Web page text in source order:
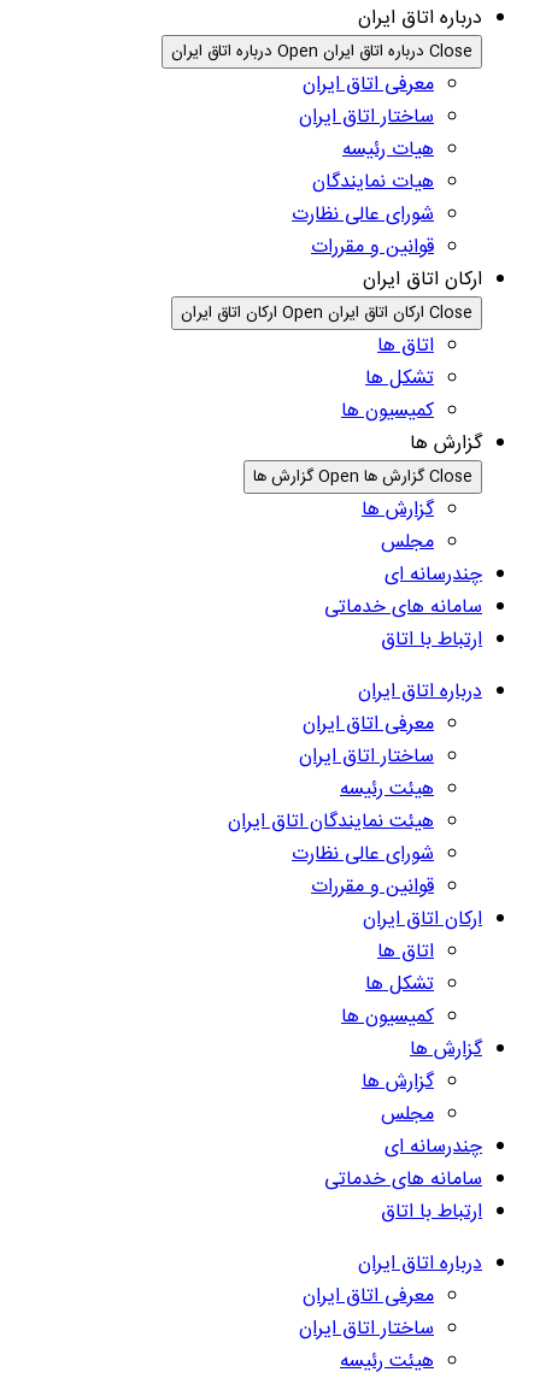
درباره اتاق ایران
Close درباره اتاق ایران Open درباره اتاق ایران
معرفی اتاق ایران
ساختار اتاق ایران
هیات رئیسه
هیات نمایندگان
شورای عالی نظارت
قوانین و مقررات
ارکان اتاق ایران
Close ارکان اتاق ایران Open ارکان اتاق ایران
اتاق ها
تشکل ها
کمیسیون ها
گزارش ها
Close گزارش ها Open گزارش ها
گزارش ها
مجلس
چندرسانه ای
سامانه های خدماتی
ارتباط با اتاق
درباره اتاق ایران
معرفی اتاق ایران
ساختار اتاق ایران
هیئت رئیسه
هیئت نمایندگان اتاق ایران
شورای عالی نظارت
قوانین و مقررات
ارکان اتاق ایران
اتاق ها
تشکل ها
کمیسیون ها
گزارش ها
گزارش ها
مجلس
چندرسانه ای
سامانه های خدماتی
ارتباط با اتاق
درباره اتاق ایران
معرفی اتاق ایران
ساختار اتاق ایران
هیئت رئیسه